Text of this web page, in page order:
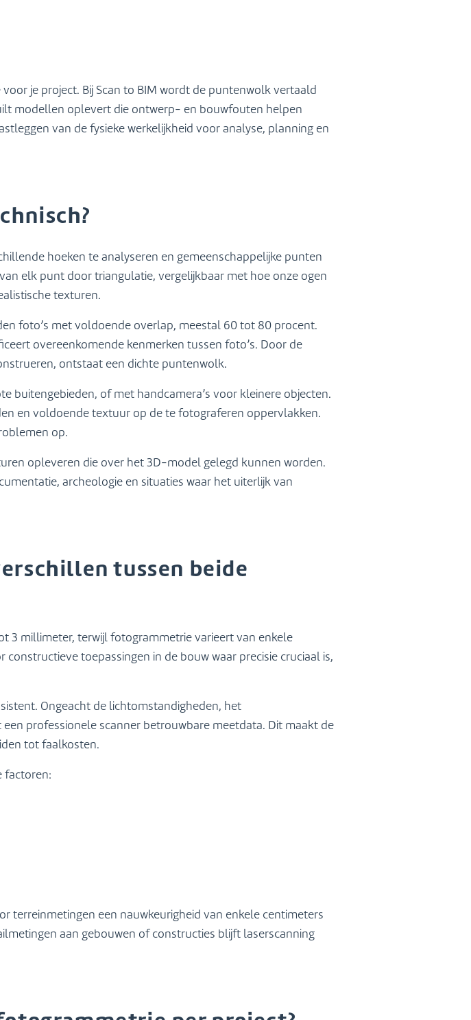
je project. Bij Scan to BIM wordt de puntenwolk vertaald
modellen oplevert die ontwerp- en bouwfouten helpen
van de fysieke werkelijkheid voor analyse, planning en
hoeken te analyseren en gemeenschappelijke punten
elk punt door triangulatie, vergelijkbaar met hoe onze ogen
texturen.
foto’s met voldoende overlap, meestal 60 tot 80 procent.
overeenkomende kenmerken tussen foto’s. Door de
ontstaat een dichte puntenwolk.
buitengebieden, of met handcamera’s voor kleinere objecten.
en voldoende textuur op de te fotograferen oppervlakken.
op.
opleveren die over het 3D-model gelegd kunnen worden.
archeologie en situaties waar het uiterlijk van
tussen beide
3 millimeter, terwijl fotogrammetrie varieert van enkele
toepassingen in de bouw waar precisie cruciaal is,
Ongeacht de lichtomstandigheden, het
professionele scanner betrouwbare meetdata. Dit maakt de
tot faalkosten.
factoren:
een nauwkeurigheid van enkele centimeters
aan gebouwen of constructies blijft laserscanning